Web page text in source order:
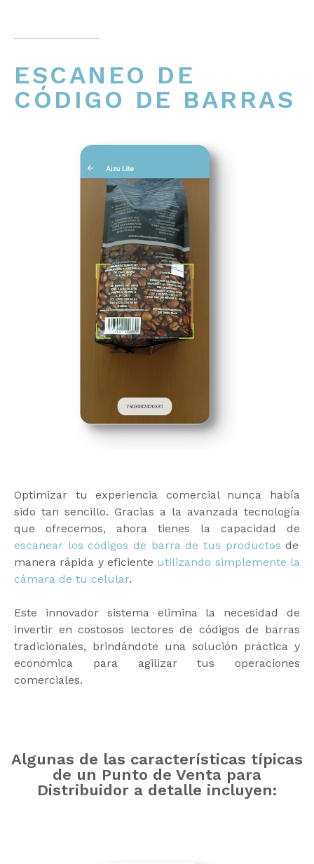
ESCANEO DE
CÓDIGO DE BARRAS
Optimizar tu experiencia comercial nunca había
sido tan sencillo. Gracias a la avanzada tecnología
que ofrecemos, ahora tienes la capacidad de
escanear los códigos de barra de tus productos de
manera rápida y eficiente utilizando simplemente la
cámara de tu celular.
Este innovador sistema elimina la necesidad de
invertir en costosos lectores de códigos de barras
tradicionales, brindándote una solución práctica y
económica para agilizar tus operaciones
comerciales.
Algunas de las características típicas
de un Punto de Venta para
Distribuidor a detalle incluyen: